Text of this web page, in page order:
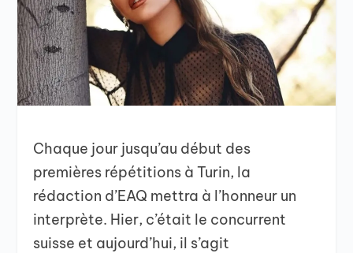
Chaque jour jusqu’au début des
premières répétitions à Turin, la
rédaction d’EAQ mettra à l’honneur un
interprète. Hier, c’était le concurrent
suisse et aujourd’hui, il s’agit